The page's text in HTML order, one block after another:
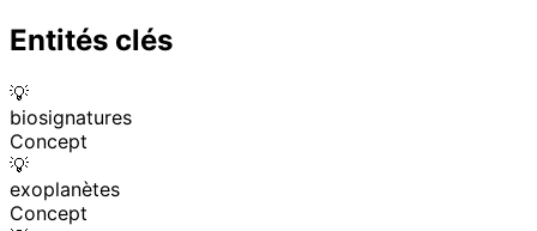
Entités clés
💡
biosignatures
Concept
💡
exoplanètes
Concept